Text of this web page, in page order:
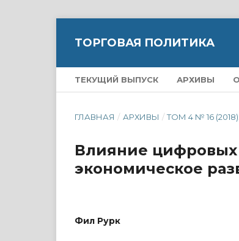
ТОРГОВАЯ ПОЛИТИКА
ТЕКУЩИЙ ВЫПУСК АРХИВЫ
ГЛАВНАЯ / АРХИВЫ / ТОМ 4 № 16
Влияние цифровых
экономическое
Фил Рурк